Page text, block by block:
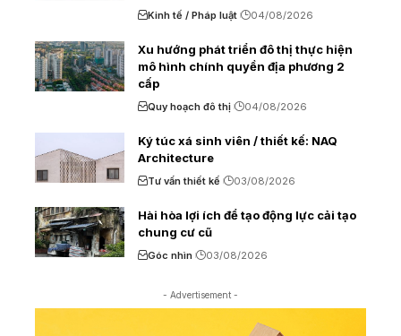
Kinh tế / Pháp luật 04/08/2026
Xu hướng phát triển đô thị thực hiện
mô hình chính quyền địa phương 2
cấp
Quy hoạch đô thị 04/08/2026
Ký túc xá sinh viên / thiết kế: NAQ
Architecture
Tư vấn thiết kế 03/08/2026
Hài hòa lợi ích để tạo động lực cải tạo
chung cư cũ
Góc nhìn 03/08/2026
- Advertisement -